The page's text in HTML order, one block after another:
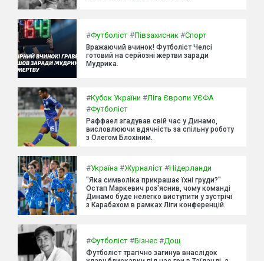
#Футболіст #Півзахисник #Спорт
Вражаючий вчинок! Футболіст Челсі
готовий на серйозні жертви заради
Мудрика.
#Кубок України #Ліга Європи УЄФА
#Футболіст
Раффаел згадував свій час у Динамо,
висловлюючи вдячність за спільну роботу
з Олегом Блохіним.
#Україна #Журналіст #Нідерланди
"Яка символіка прикрашає їхні груди?"
Остап Маркевич роз'яснив, чому команді
Динамо буде нелегко виступити у зустрічі
з Карабахом в рамках Ліги конференцій.
#Футболіст #Бізнес #Дощ
Футболіст трагічно загинув внаслідок